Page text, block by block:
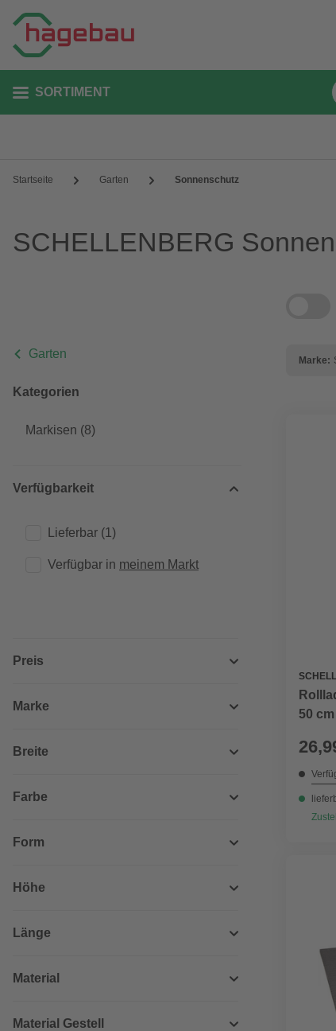
SORTIMENT
Startseite Garten Sonnenschutz
SCHELLENBERG
Garten
Kategorien
Markisen (8)
Verfügbarkeit
Lieferbar (1)
Verfügbar in meinem Markt
Preis
Marke
Breite
Farbe
Form
Höhe
Länge
Material
Material Gestell
Marke:
50 cm